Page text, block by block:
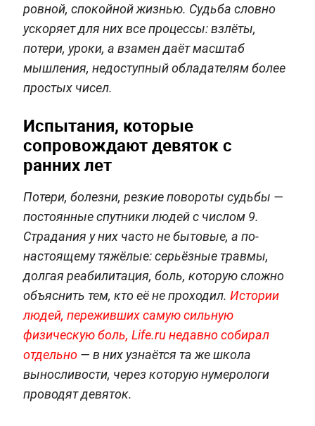
ровной, спокойной жизнью. Судьба словно
ускоряет для них все процессы: взлёты,
потери, уроки, а взамен даёт масштаб
мышления, недоступный обладателям более
простых чисел.
Испытания, которые
сопровождают девяток с
ранних лет
Потери, болезни, резкие повороты судьбы —
постоянные спутники людей с числом 9.
Страдания у них часто не бытовые, а по-
настоящему тяжёлые: серьёзные травмы,
долгая реабилитация, боль, которую сложно
объяснить тем, кто её не проходил. Истории
людей, переживших самую сильную
физическую боль, Life.ru недавно собирал
отдельно— в них узнаётся та же школа
выносливости, через которую нумерологи
проводят девяток.